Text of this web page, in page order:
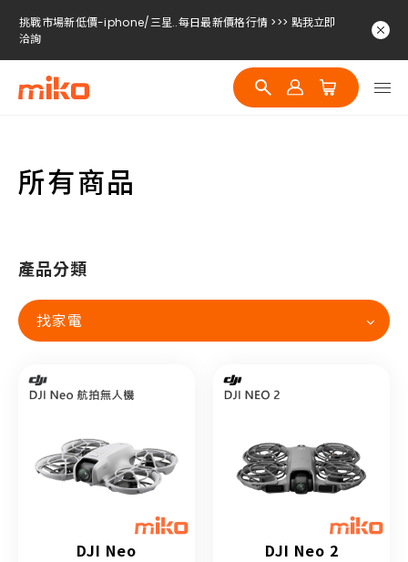
挑戰市場新低價-iphone/三星..每日最新價格行情 >>> 點我立即
洽詢
挑戰市場新低價-iphone/三星..每日最新價格行情 >>> 點我立即
洽詢
挑戰市場新低價-iphone/三星..每日最新價格行情 >>> 點我立即
所有商品
產品分類
找家電
DJI Neo DJI Neo 2